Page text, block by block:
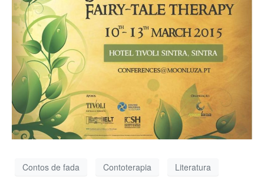
Contos de fada Contoterapia Literatura